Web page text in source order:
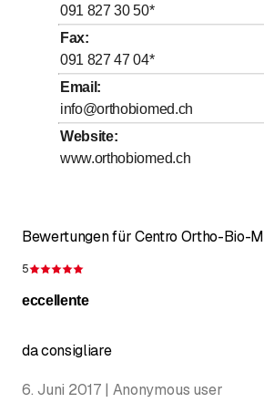
Donnerstag
Freitag
Samstag
Sonntag
091 827 30 50*
Fax:
091 827 47 04*
Email :
info@orthobiomed.ch
Website:
www.orthobiomed.ch
Bewertungen für Centro Ortho-Bio-
5
eccellente
da consigliare
6. Juni 2017 | Anonymous user